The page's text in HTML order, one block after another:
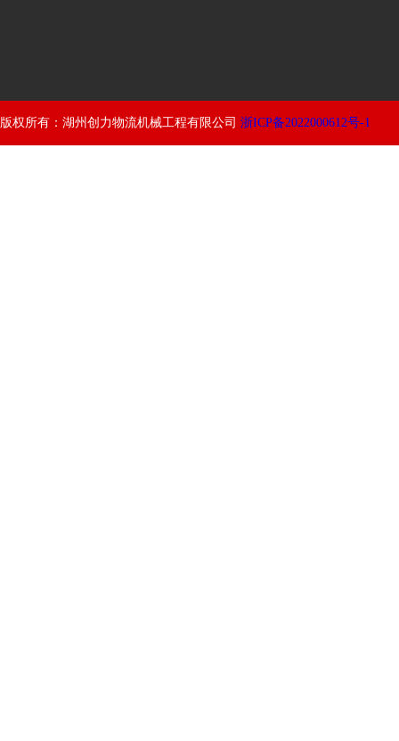
版权所有：湖州创力物流机械工程有限公司 浙ICP备2022000612号-1